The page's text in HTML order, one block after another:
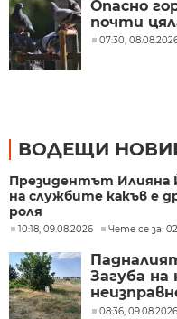
Опасно
почти
07:30,
ВОДЕЩИ
Президентът Илияна
на службите какъв е
роля
10:18, 09.08.2026 Чете се за:
Загуба на
причини
08:36, 09.08.2026